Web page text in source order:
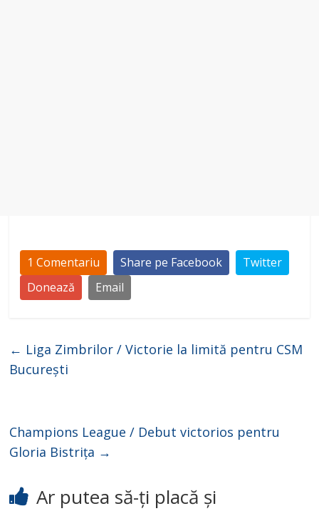
1 Comentariu Share pe Facebook
Twitter
Donează
Email
← Liga Zimbrilor / Victorie la limită pentru CSM
București
Champions League / Debut victorios pentru
Gloria Bistrița →
Ar putea să-ți placă și